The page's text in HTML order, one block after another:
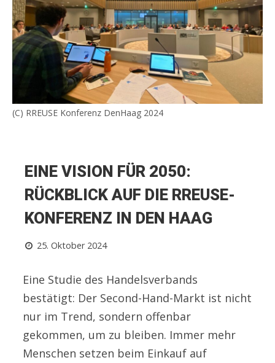
(C) RREUSE Konferenz DenHaag 2024
EINE VISION FÜR 2050:
RÜCKBLICK AUF DIE RREUSE-
KONFERENZ IN DEN HAAG
25. Oktober 2024
Eine Studie des Handelsverbands
bestätigt: Der Second-Hand-Markt ist nicht
nur im Trend, sondern offenbar
gekommen, um zu bleiben. Immer mehr
Menschen setzen beim Einkauf auf